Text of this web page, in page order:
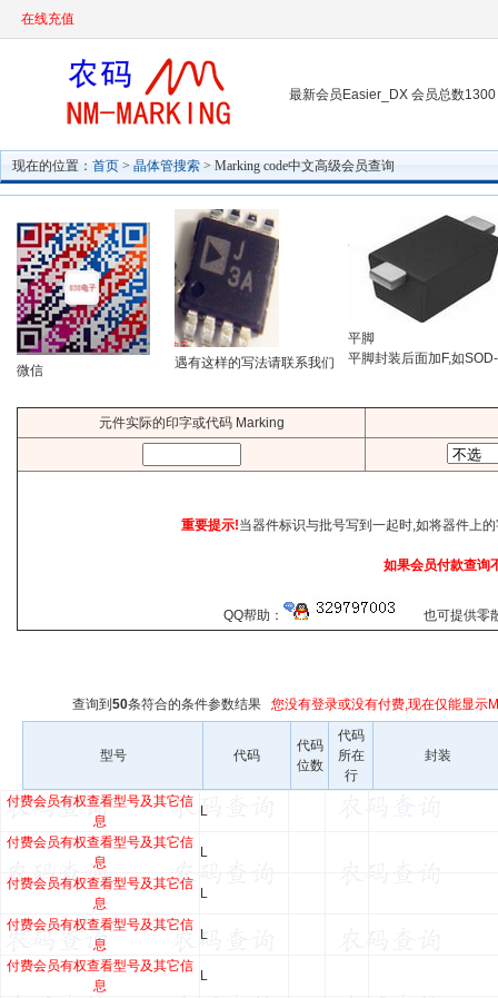
在线充值
最新会员Easier_DX 会员总数1300
现在的位置： 首页 > 晶体管搜索 > Marking code中文高级会员查询
微信 遇有这样的写法请联系我们
平脚
平脚封装后面加F,如
元件实际的印字或代码 Marking
重要提示!当器件标识与批号写到一起时,如将器件上
如果会员付款查询
QQ帮助： 也可提供零
查询到 50条符合的条件参数结果 您没有登录或没有付费,现在仅能显示
型号 代码
代码
位数
代码
所在
行
封装
付费会员有权查看型号及其它信
息
L
付费会员有权查看型号及其它信
息
L
付费会员有权查看型号及其它信
息
L
付费会员有权查看型号及其它信
息
L
付费会员有权查看型号及其它信
息
L